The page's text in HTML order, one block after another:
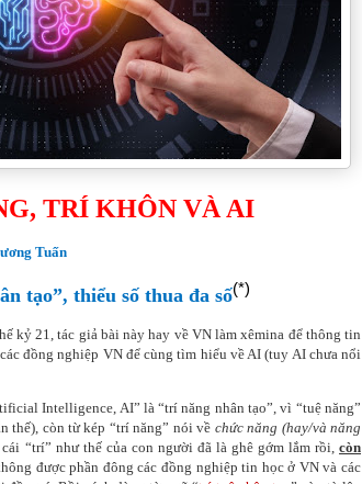
TRÍ KHÔN VÀ AI
Tuấn
tạo”, thiểu số thua đa số(*)
kỷ 21, tác giả bài này hay về VN làm xêmina để thông tin
đồng nghiệp VN để cùng tìm hiểu về AI (tuy AI chưa nổi
Intelligence, AI” là “trí năng nhân tạo”, vì “tuệ năng”
thế), còn từ kép “trí năng” nói về chức năng (hay/và năng
cái “trí” như thế của con người đã là ghê gớm lắm rồi,còn
được phần đông các đồng nghiệp tin học ở VN và các